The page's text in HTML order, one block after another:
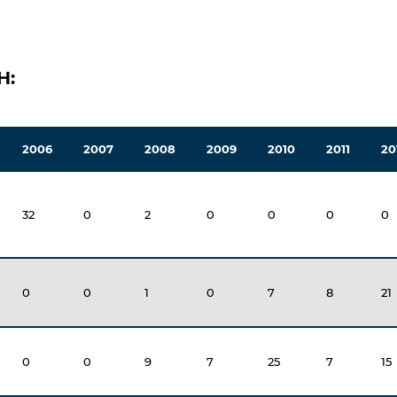
2006 2007 2008 2009 2010 2011
32 0 2 0 0 0 0
0 0 1 0 7 8 21
0 0 9 7 25 7 15